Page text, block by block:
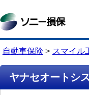
自動車保険 > スマイル
ヤナセオートシ